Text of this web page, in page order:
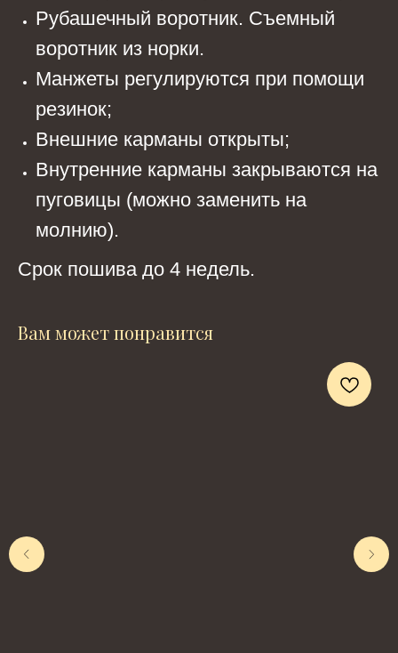
Рубашечный воротник. Съемный
воротник из норки.
Манжеты регулируются при помощи
резинок;
Внешние карманы открыты;
Внутренние карманы закрываются на
пуговицы (можно заменить на
молнию).
Срок пошива до 4 недель.
Вам может понравится